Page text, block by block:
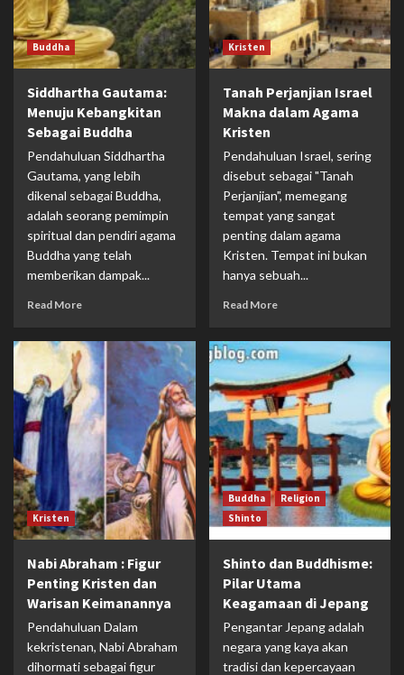
5
Religion
Makna Sabar dan Ikhlas dalam Perspektif
Agama
Buddha
Siddhartha Gautama:
Menuju Kebangkitan
Sebagai Buddha
Pendahuluan Siddhartha
Gautama, yang lebih
dikenal sebagai Buddha,
adalah seorang pemimpin
spiritual dan pendiri agama
Buddha yang telah
memberikan dampak...
Read More
Kristen
Tanah Perjanjian Israel
Makna dalam Agama
Kristen
Pendahuluan Israel, sering
disebut sebagai "Tanah
Perjanjian", memegang
tempat yang sangat
penting dalam agama
Kristen. Tempat ini bukan
hanya sebuah...
Read More
Kristen
Nabi Abraham : Figur
Penting Kristen dan
Warisan Keimanannya
Pendahuluan Dalam
kekristenan, Nabi Abraham
dihormati sebagai figur
Buddha
Religion
Shinto
Shinto dan Buddhisme:
Pilar Utama
Keagamaan di Jepang
Pengantar Jepang adalah
negara yang kaya akan
tradisi dan kepercayaan